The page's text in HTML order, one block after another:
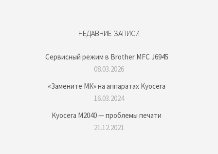
НЕДАВНИЕ ЗАПИСИ
Сервисный режим в Brother MFC J6945
08.03.2026
«Замените МК» на аппаратах Kyocera
16.03.2024
Kyocera M2040 — проблемы печати
21.12.2021